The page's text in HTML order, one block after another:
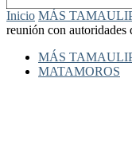
Inicio MÁS
reunión con autoridades
MÁS
MATAMOROS